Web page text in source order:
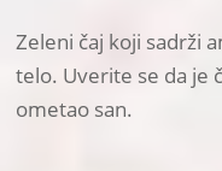
Zeleni čaj koji sadrži
telo. Uverite se da je
ometao san.